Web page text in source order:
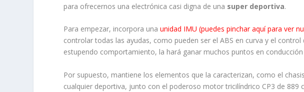
para ofrecernos una electrónica casi digna de una super deportiva.
Para empezar, incorpora unaunidad IMU (puedes pinchar aquí para ver
controlar todas las ayudas, como pueden ser el ABS en curva y el
estupendo comportamiento, la hará ganar muchos puntos en
Por supuesto, mantiene los elementos que la caracterizan, como el
cualquier deportiva, junto con el poderoso motor tricilíndrico CP3 de 889